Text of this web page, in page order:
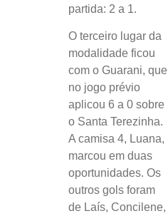
partida: 2 a 1.
O terceiro lugar da
modalidade ficou
com o Guarani, que
no jogo prévio
aplicou 6 a 0 sobre
o Santa Terezinha.
A camisa 4, Luana,
marcou em duas
oportunidades. Os
outros gols foram
de Laís, Concilene,